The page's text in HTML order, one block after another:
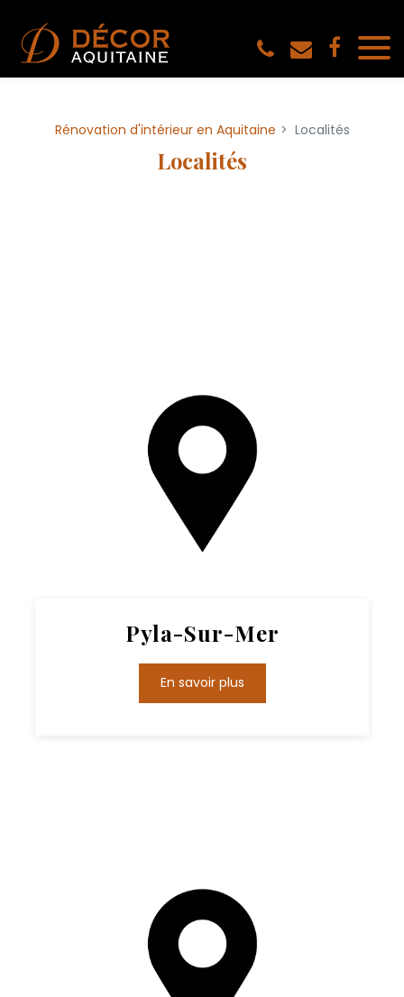
Rénovation d'intérieur en Aquitaine Localités
Localités
Pyla-Sur-Mer
En savoir plus